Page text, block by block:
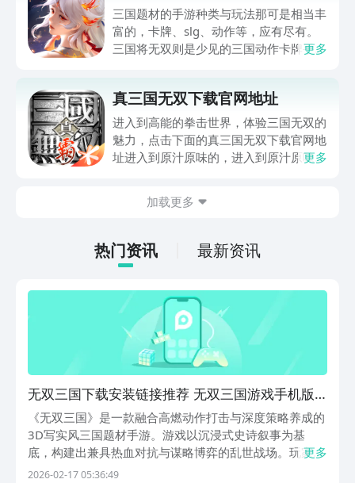
三国题材的手游种类与玩法那可是相当丰
富的，卡牌、slg、动作等，应有尽有。
三国将无双则是少见的三国动作卡牌手
了解一番吧！
更多
真三国无双下载官网地址
进入到高能的拳击世界，体验三国无双的
魅力，点击下面的真三国无双下载官网地
址进入到原汁原味的，进入到原汁原味的
悉数还原，能够体验百人同屏在线对战的
更多
加载更多
热门资讯 最新资讯
无双三国下载安装链接推荐 无双三国游戏手机版
预约入口汇总
《无双三国》是一款融合高燃动作打击与深度策略养成的
3D写实风三国题材手游。游戏以沉浸式史诗叙事为基
底，构建出兼具热血对抗与谋略博弈的乱世战场。玩家可
通过官方提供的无双三国下载地址，即刻进入波澜壮阔的
更多
2026-02-17 05:36:49